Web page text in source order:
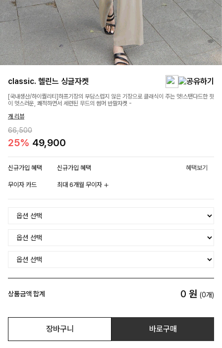
classic. 헬린느 싱글자켓
[국내생산/하이퀄리티]하프기장의 부담스럽지 않은 기장으로 클래식이 주는 멋!스탠다드한 핏
이 멋스러운, 쾌적하면서 세련된 무드의 썸머 반팔자켓 -
개 리뷰
66,500
25% 49,900
신규가입 혜택 신규가입 혜택 혜택보기
무이자 카드 최대 6개월 무이자
상품금액 합계 0 원 (0개)
장바구니 바로구매